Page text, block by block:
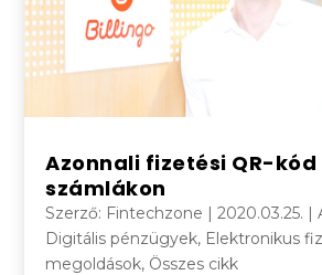
Azonnali fizetési QR-kód
számlákon
Szerző: Fintechzone |2020.03.25. |
Digitális pénzügyek, Elektronikus
megoldások, Összes cikk